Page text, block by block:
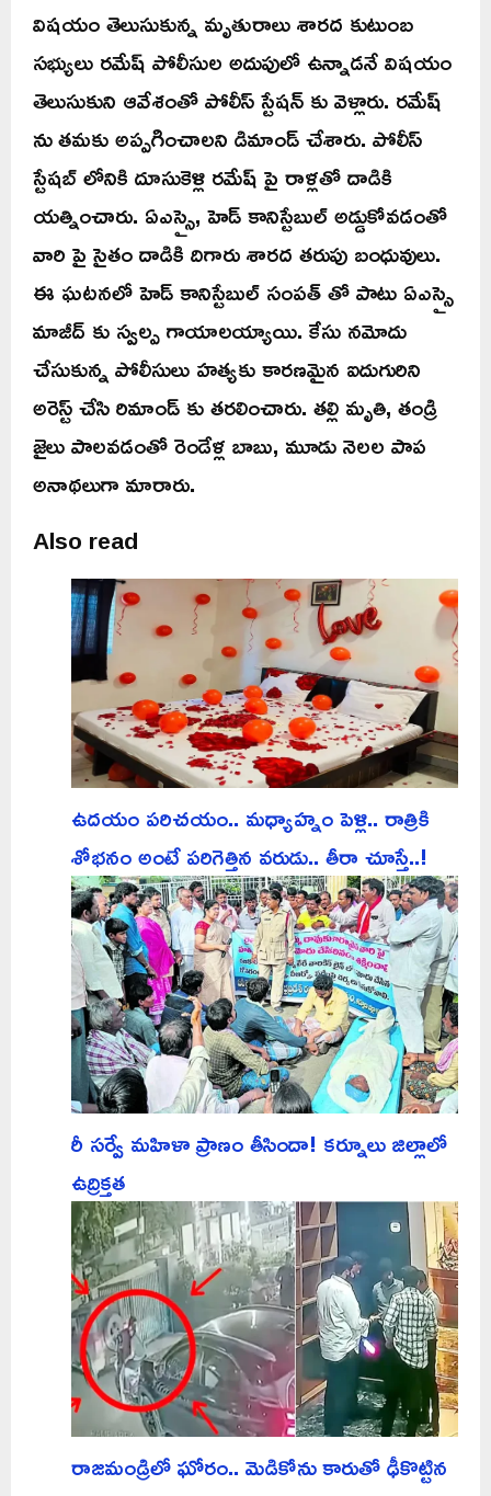
విషయం తెలుసుకున్న మృతురాలు శారద కుటుంబ
సభ్యులు రమేష్ పోలీసుల అదుపులో ఉన్నాడనే విషయం
తెలుసుకుని ఆవేశంతో పోలీస్ స్టేషన్ కు వెళ్లారు. రమేష్
ను తమకు అప్పగించాలని డిమాండ్ చేశారు. పోలీస్
స్టేషబ్ లోనికి దూసుకెళ్లి రమేష్ పై రాళ్లతో దాడికి
యత్నించారు. ఏఎస్సై, హెడ్ కానిస్టేబుల్ అడ్డుకోవడంతో
వారి పై సైతం దాడికి దిగారు శారద తరుపు బంధువులు.
ఈ ఘటనలో హెడ్ కానిస్టేబుల్ సంపత్ తో పాటు ఏఎస్సై
మాజీద్ కు స్వల్ప గాయాలయ్యాయి. కేసు నమోదు
చేసుకున్న పోలీసులు హత్యకు కారణమైన ఐదుగురిని
అరెస్ట్ చేసి రిమాండ్ కు తరలించారు. తల్లి మృతి, తండ్రి
జైలు పాలవడంతో రెండేళ్ల బాబు, మూడు నెలల పాప
అనాథలుగా మారారు.
Also read
ఉదయం పరిచయం.. మధ్యాహ్నం పెళ్లి.. రాత్రికి
శోభనం అంటే పరిగెత్తిన వరుడు.. తీరా చూస్తే..!
రీ సర్వే మహిళా ప్రాణం తీసిందా! కర్నూలు జిల్లాలో
ఉద్రిక్తత
రాజమండ్రిలో ఘోరం.. మెడికోను కారుతో ఢీకొట్టిన